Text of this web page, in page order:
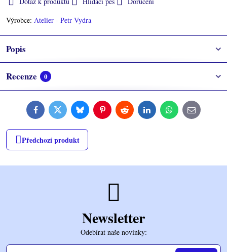
Výrobce: Atelier - Petr Vydra
Popis
Recenze 0
FacebookTwitterBlueskyPinterestReddit LinkedInWhatsApp
E-
mail
Předchozí produkt
Newsletter
Odebírat naše novinky: